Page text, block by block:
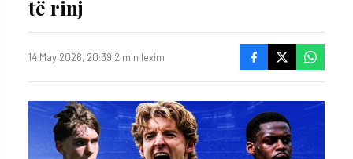
të rinj
14 May 2026, 20:39·2 min lexim